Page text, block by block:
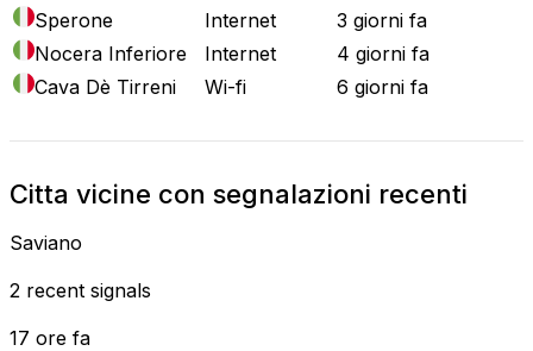
Sperone
Internet
3 giorni fa
Nocera Inferiore
Internet
4 giorni fa
Cava Dè Tirreni
Wi-fi 6 giorni fa
Citta vicine con segnalazioni recenti
Saviano
2 recent signals
17 ore fa